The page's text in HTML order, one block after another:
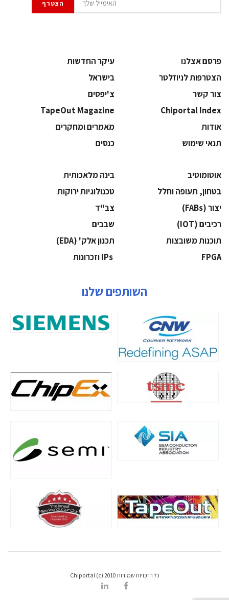
פרסם אצלנו
עיקר החדשות
הצטרפות לניוזלטר
בישראל
צור קשר
צ'יפסים
Chiportal Index
TapeOut Magazine
אודות
מאמרים ומחקרים
תנאי שימוש
כנסים
אוטומוטיב
בינה מלאכותית
בטחון, תעופה וחלל
‫טכנולוגיות ירוקות‬
‫יצור (‪(FABs‬‬
‫צב"ד‬
‫רכיבים‬ (IOT)
‫שבבים‬
‫תוכנות משובצות‬
‫תכנון אלק' (‪(EDA‬‬
‫‪FPGA‬‬
השותפים שלנו
כל הזכויות שמורות Chiportal (c) 2010